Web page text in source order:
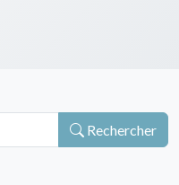
Rechercher